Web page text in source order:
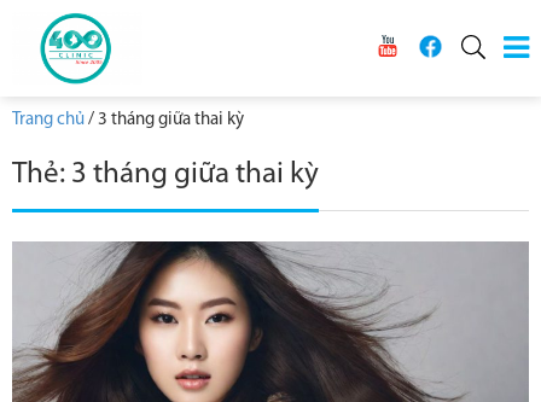
Trang chủ / 3 tháng giữa thai kỳ
Thẻ: 3 tháng giữa thai kỳ